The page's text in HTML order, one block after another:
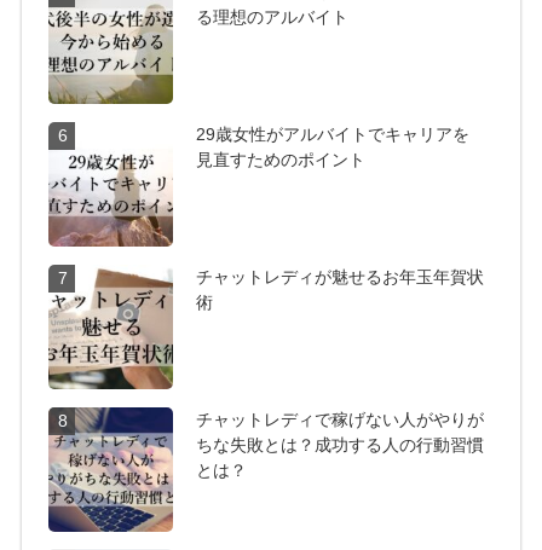
る理想のアルバイト
6
29歳女性がアルバイトでキャリアを
見直すためのポイント
7
チャットレディが魅せるお年玉年賀状
術
8
チャットレディで稼げない人がやりが
ちな失敗とは？成功する人の行動習慣
とは？